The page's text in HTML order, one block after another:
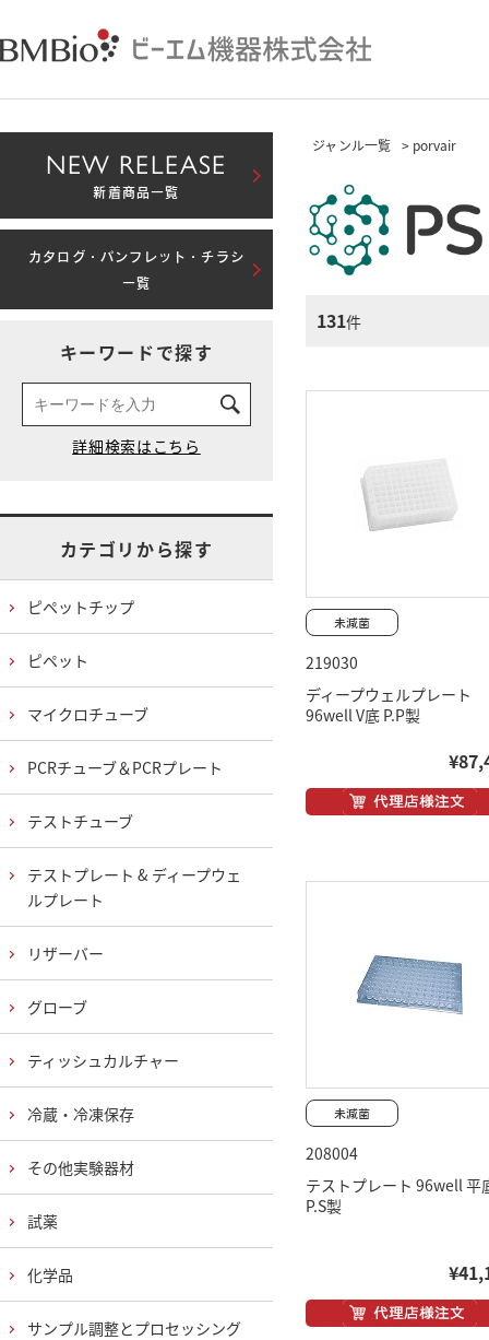
ジャンル一覧 > porvair
131件
219030
ディープウェルプレート
96well V底 P.P製
208004
テストプレート 96well 平
P.S製
NEW RELEASE
新着商品一覧
カタログ・パンフレット・チラシ
一覧
キーワードで探す
カテゴリから探す
ピペットチップ
ピペット
マイクロチューブ
PCRチューブ＆PCRプレート
テストチューブ
テストプレート & ディープウェ
ルプレート
リザーバー
グローブ
ティッシュカルチャー
冷蔵・冷凍保存
その他実験器材
試薬
化学品
サンプル調整とプロセッシング